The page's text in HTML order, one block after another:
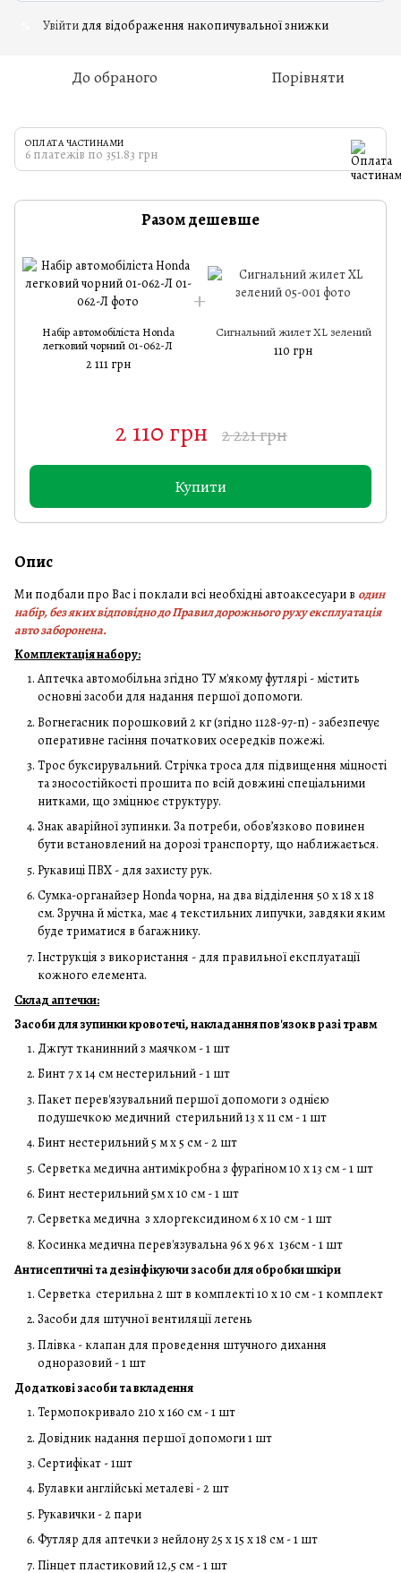
Увійти для відображення накопичувальної знижки
До обраного Порівняти
ОПЛАТА ЧАСТИНАМИ
6 платежів по 351.83 грн
Разом дешевше
Набір автомобіліста Honda
легковий чорний 01-062-Л
2 111 грн
Сигнальний жилет XL зелений
110 грн
2 110 грн 2 221 грн
Купити
Опис
Ми подбали про Вас і поклали всі необхідні автоаксесуари в один
набір, без яких відповідно до Правил дорожнього руху експлуатація
авто заборонена.
Комплектація набору:
Аптечка автомобільна згідно ТУ м'якому футлярі - містить
основні засоби для надання першої допомоги.
Вогнегасник порошковий 2 кг (згідно 1128-97-п) - забезпечує
оперативне гасіння початкових осередків пожежі.
Трос буксирувальний. Стрічка троса для підвищення міцності
та зносостійкості прошита по всій довжині спеціальними
нитками, що зміцнює структуру.
Знак аварійної зупинки. За потреби, обов’язково повинен
бути встановлений на дорозі транспорту, що наближається.
Рукавиці ПВХ - для захисту рук.
Сумка-органайзер Honda чорна, на два відділення 50 х 18 х 18
см. Зручна й містка, має 4 текстильних липучки, завдяки яким
буде триматися в багажнику.
Інструкція з використання - для правильної експлуатації
кожного елемента.
Склад аптечки:
Засоби для зупинки кровотечі, накладання пов'язок в разі травм
Джгут тканинний з маячком - 1 шт
Бинт 7 х 14 см нестерильний - 1 шт
Пакет перев'язувальний першої допомоги з однією
подушечкою медичний стерильний 13 х 11 см - 1 шт
Бинт нестерильний 5 м х 5 см - 2 шт
Серветка медична антимікробна з фурагіном 10 х 13 см - 1 шт
Бинт нестерильний 5м х 10 см - 1 шт
Серветка медична з хлоргексидином 6 х 10 см - 1 шт
Косинка медична перев'язувальна 96 х 96 х 136см - 1 шт
Антисептичні та дезінфікуючи засоби для обробки шкіри
Серветка стерильна 2 шт в комплекті 10 х 10 см - 1 комплект
Засоби для штучної вентиляції легень
Плівка - клапан для проведення штучного дихання
одноразовий - 1 шт
Додаткові засоби та вкладення
Термопокривало 210 х 160 см - 1 шт
Довідник надання першої допомоги 1 шт
Сертифікат - 1шт
Булавки англійські металеві - 2 шт
Рукавички - 2 пари
Футляр для аптечки з нейлону 25 х 15 х 18 см - 1 шт
Пінцет пластиковий 12,5 см - 1 шт